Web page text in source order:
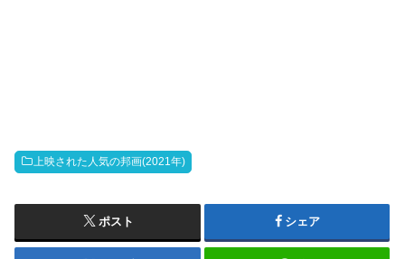
上映された人気の邦画(2021年)
ポスト シェア